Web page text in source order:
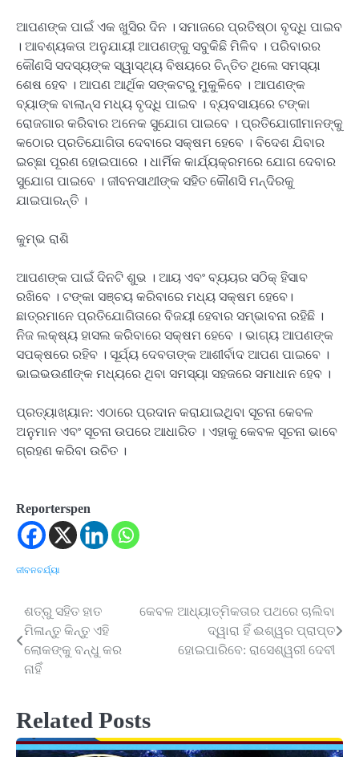
ଆପଣଙ୍କ ପାଇଁ ଏକ ଖୁସିର ଦିନ । ସମାଜରେ ପ୍ରତିଷ୍ଠା ବୃଦ୍ଧି ପାଇବ
। ଆବଶ୍ୟକତା ଅନୁଯାୟୀ ଆପଣଙ୍କୁ ସବୁକିଛି ମିଳିବ । ପରିବାରର
କୌଣସି ସଦସ୍ୟଙ୍କ ସ୍ୱାସ୍ଥ୍ୟ ବିଷୟରେ ଚିନ୍ତିତ ଥିଲେ ସମସ୍ୟା
ଶେଷ ହେବ । ଆପଣ ଆର୍ଥିକ ସଙ୍କଟରୁ ମୁକୁଳିବେ । ଆପଣଙ୍କ
ବ୍ୟାଙ୍କ ବାଲାନ୍ସ ମଧ୍ୟ ବୃଦ୍ଧି ପାଇବ । ବ୍ୟବସାୟରେ ଟଙ୍କା
ରୋଜଗାର କରିବାର ଅନେକ ସୁଯୋଗ ପାଇବେ । ପ୍ରତିଯୋଗୀମାନଙ୍କୁ
କଠୋର ପ୍ରତିଯୋଗିତା ଦେବାରେ ସକ୍ଷମ ହେବେ । ବିଦେଶ ଯିବାର
ଇଚ୍ଛା ପୂରଣ ହୋଇପାରେ । ଧାର୍ମିକ କାର୍ଯ୍ୟକ୍ରମରେ ଯୋଗ ଦେବାର
ସୁଯୋଗ ପାଇବେ । ଜୀବନସାଥୀଙ୍କ ସହିତ କୌଣସି ମନ୍ଦିରକୁ
ଯାଇପାରନ୍ତି ।
କୁମ୍ଭ ରାଶି
ଆପଣଙ୍କ ପାଇଁ ଦିନଟି ଶୁଭ । ଆୟ ଏବଂ ବ୍ୟୟର ସଠିକ୍ ହିସାବ
ରଖିବେ । ଟଙ୍କା ସଞ୍ଚୟ କରିବାରେ ମଧ୍ୟ ସକ୍ଷମ ହେବେ।
ଛାତ୍ରମାନେ ପ୍ରତିଯୋଗିତାରେ ବିଜୟୀ ହେବାର ସମ୍ଭାବନା ରହିଛି ।
ନିଜ ଲକ୍ଷ୍ୟ ହାସଲ କରିବାରେ ସକ୍ଷମ ହେବେ । ଭାଗ୍ୟ ଆପଣଙ୍କ
ସପକ୍ଷରେ ରହିବ । ସୂର୍ଯ୍ୟ ଦେବତାଙ୍କ ଆଶୀର୍ବାଦ ଆପଣ ପାଇବେ ।
ଭାଇଭଉଣୀଙ୍କ ମଧ୍ୟରେ ଥିବା ସମସ୍ୟା ସହଜରେ ସମାଧାନ ହେବ ।
ପ୍ରତ୍ୟାଖ୍ୟାନ: ଏଠାରେ ପ୍ରଦାନ କରାଯାଇଥିବା ସୂଚନା କେବଳ
ଅନୁମାନ ଏବଂ ସୂଚନା ଉପରେ ଆଧାରିତ । ଏହାକୁ କେବଳ ସୂଚନା ଭାବେ
ଗ୍ରହଣ କରିବା ଉଚିତ ।
Reporterspen
ଜୀବନଚର୍ଯ୍ୟା
Post
navigation
ଶତ୍ରୁ ସହିତ ହାତ
ମିଳାନ୍ତୁ କିନ୍ତୁ ଏହି
ଲୋକଙ୍କୁ ବନ୍ଧୁ କର
ନାହିଁ
କେବଳ ଆଧ୍ୟାତ୍ମିକତାର ପଥରେ ଚାଲିବା
ଦ୍ୱାରା ହିଁ ଈଶ୍ୱର ପ୍ରାପ୍ତ
ହୋଇପାରିବେ: ରାସେଶ୍ୱରୀ ଦେବୀ
Related Posts